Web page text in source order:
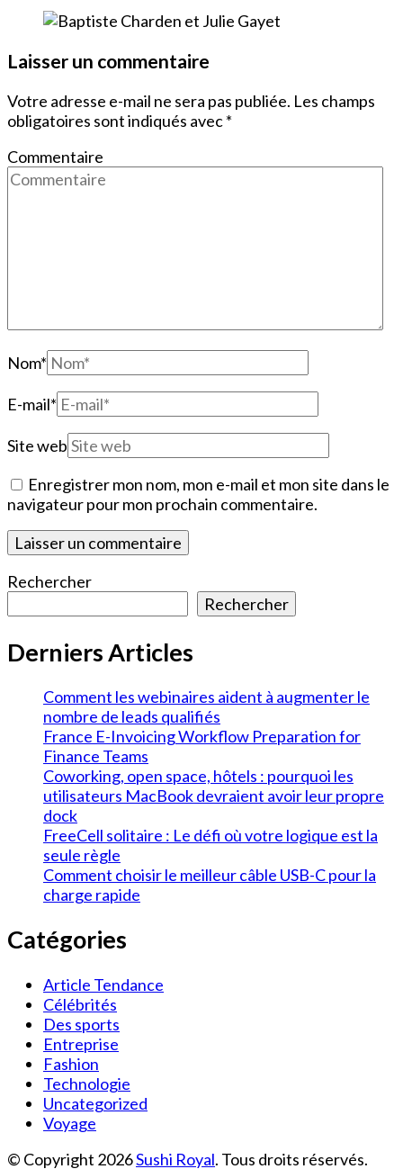
Laisser un commentaire
Votre adresse e-mail ne sera pas publiée. Les champs
obligatoires sont indiqués avec*
Commentaire
Nom*
E-mail*
Site web
Enregistrer mon nom, mon e-mail et mon site dans le
navigateur pour mon prochain commentaire.
Rechercher
Rechercher
Derniers Articles
Comment les webinaires aident à augmenter le
nombre de leads qualifiés
France E-Invoicing Workflow Preparation for
Finance Teams
Coworking, open space, hôtels : pourquoi les
utilisateurs MacBook devraient avoir leur propre
dock
FreeCell solitaire : Le défi où votre logique est la
seule règle
Comment choisir le meilleur câble USB-C pour la
charge rapide
Catégories
Article Tendance
Célébrités
Des sports
Entreprise
Fashion
Technologie
Uncategorized
Voyage
© Copyright 2026Sushi Royal. Tous droits réservés.